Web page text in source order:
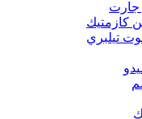
جارت
كازمتيك
تيلبري